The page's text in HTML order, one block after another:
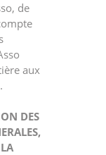
de
aux
DES